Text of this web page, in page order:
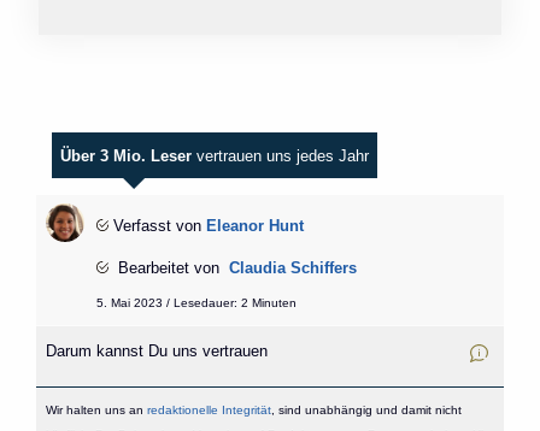
Über 3 Mio. Leser vertrauen uns jedes Jahr
Verfasst von Eleanor Hunt
Bearbeitet von Claudia Schiffers
5. Mai 2023 / Lesedauer: 2 Minuten
Darum kannst Du uns vertrauen
Wir halten uns an redaktionelle Integrität, sind unabhängig und damit nicht